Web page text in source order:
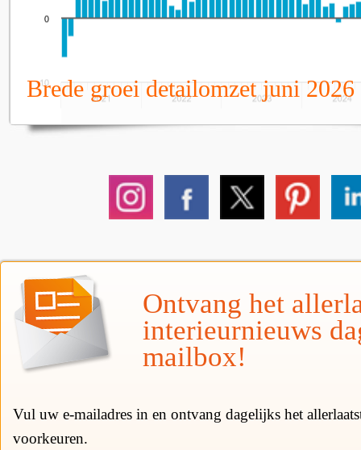
Brede groei detailomzet juni 2026
Ontvang het
interieurnieuws
mailbox!
Vul uw e-mailadres in en ontvang dagelijks het
voorkeuren.